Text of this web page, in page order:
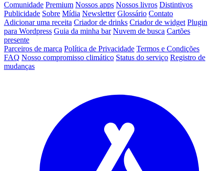
Comunidade Premium Nossos apps Nossos livros Distintivos
Publicidade Sobre Mídia Newsletter Glossário Contato
Adicionar uma receita Criador de drinks Criador de widget Plugin
para Wordpress Guia da minha bar Nuvem de busca Cartões
presente
Parceiros de marca Política de Privacidade Termos e Condições
FAQ Nosso compromisso climático Status do serviço Registro de
mudanças